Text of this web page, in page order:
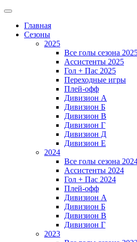
Главная
Сезоны
2025
Все голы сезона
Ассистенты 2025
Гол + Пас 2025
Переходные игры
Плей-офф
Дивизион A
Дивизион Б
Дивизион В
Дивизион Г
Дивизион Д
Дивизион Е
2024
Все голы сезона
Ассистенты 2024
Гол + Пас 2024
Плей-офф
Дивизион A
Дивизион Б
Дивизион В
Дивизион Г
2023